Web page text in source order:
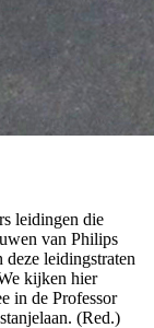
leidingen die
van Philips
leidingstraten
kijken hier
in de Professor
(Red.)